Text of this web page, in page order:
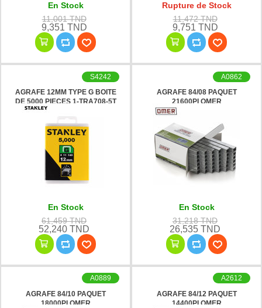
En Stock
11,001 TND
9,351 TND
Rupture de Stock
11,472 TND
9,751 TND
AGRAFE 12MM TYPE G BOITE
DE 5000 PIECES 1-TRA708-5T
S4242
En Stock
61,459 TND
52,240 TND
AGRAFE 84/08 PAQUET
21600PI OMER
A0862
En Stock
31,218 TND
26,535 TND
AGRAFE 84/10 PAQUET
18000PI OMER
A0889
AGRAFE 84/12 PAQUET
14400PI OMER
A2612